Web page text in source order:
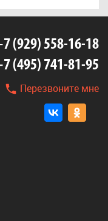
(929) 558-16-18
(495) 741-81-95
Перезвоните мне